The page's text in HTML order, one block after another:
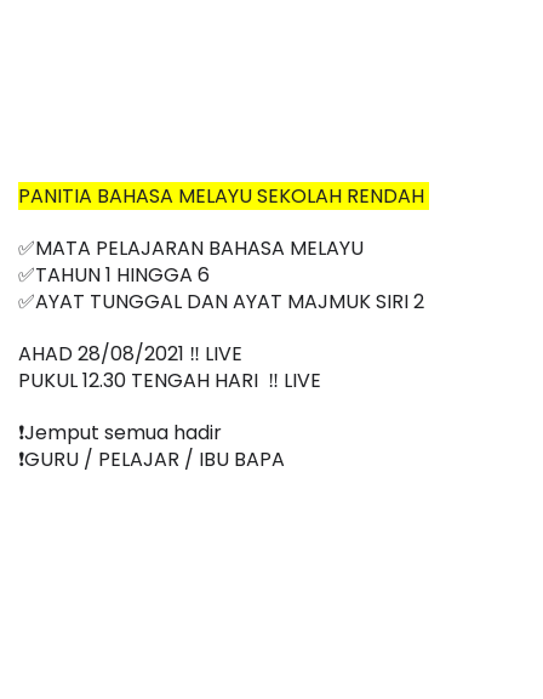
PANITIA BAHASA MELAYU SEKOLAH RENDAH
✅MATA PELAJARAN BAHASA MELAYU
✅TAHUN 1 HINGGA 6
✅AYAT TUNGGAL DAN AYAT MAJMUK SIRI 2
AHAD 28/08/2021 ‼️ LIVE
PUKUL 12.30 TENGAH HARI  ‼️ LIVE
❗️Jemput semua hadir
❗️GURU / PELAJAR / IBU BAPA